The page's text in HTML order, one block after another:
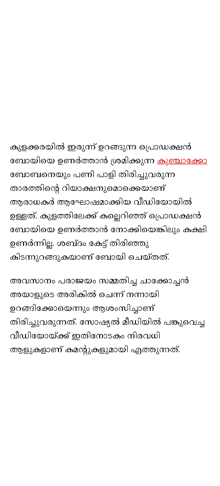
കുളക്കരയിൽ ഇരുന്ന് ഉറങ്ങുന്ന പ്രൊഡക്ഷൻ
ബോയിയെ ഉണർത്താൻ ശ്രമിക്കുന്ന കുഞ്ചാക്കോ
ബോബനെയും പണി പാളി തിരിച്ചുവരുന്ന
താരത്തിന്റെ റിയാക്ഷനുമൊക്കെയാണ്
ആരാധകർ ആഘോഷമാക്കിയ വീഡിയോയിൽ
ഉള്ളത്. കുളത്തിലേക്ക് കല്ലെറിഞ്ഞ് പ്രൊഡക്ഷൻ
ബോയിയെ ഉണർത്താൻ നോക്കിയെങ്കിലും കക്ഷി
ഉണർന്നില്ല. ശബ്ദം കേട്ട് തിരിഞ്ഞു
കിടന്നുറങ്ങുകയാണ് ബോയി ചെയ്തത്.
അവസാനം പരാജയം സമ്മതിച്ച ചാക്കോച്ചൻ
അയാളുടെ അരികിൽ ചെന്ന് നന്നായി
ഉറങ്ങിക്കോയെന്നും ആശംസിച്ചാണ്
തിരിച്ചുവരുന്നത്. സോഷ്യൽ മീഡിയിൽ പങ്കുവെച്ച
വീഡിയോയ്ക്ക് ഇതിനോടകം നിരവധി
ആളുകളാണ് കമന്റുകളുമായി എത്തുന്നത്.